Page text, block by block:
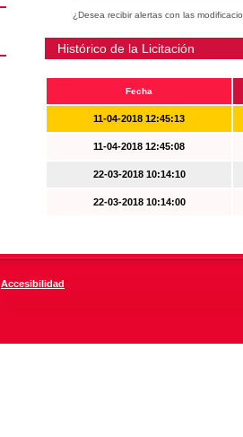
¿Desea recibir alertas con las
Histórico de la Licitación
Fecha
11-04-2018 12:45:13
11-04-2018 12:45:08
22-03-2018 10:14:10
22-03-2018 10:14:00
Accesibilidad